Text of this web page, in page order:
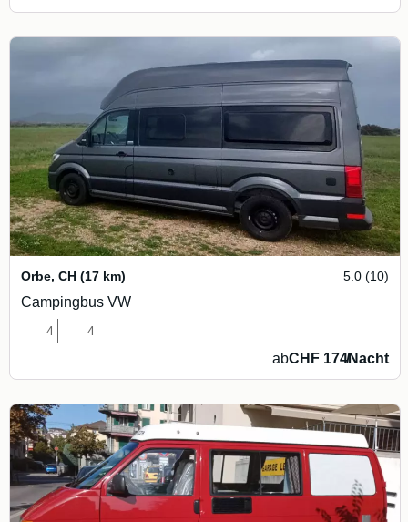
Orbe, CH (17 km) 5.0 (10)
Campingbus VW
4 4
abCHF 174/Nacht